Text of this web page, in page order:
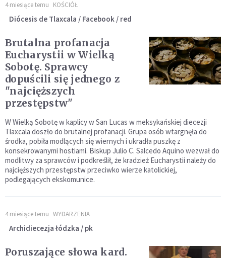
4 miesiące temu KOŚCIÓŁ
Diócesis de Tlaxcala / Facebook / red
Brutalna profanacja
Eucharystii w Wielką
Sobotę. Sprawcy
dopuścili się jednego z
"najcięższych
przestępstw"
W Wielką Sobotę w kaplicy w San Lucas w meksykańskiej diecezji
Tlaxcala doszło do brutalnej profanacji. Grupa osób wtargnęła do
środka, pobiła modlących się wiernych i ukradła puszkę z
konsekrowanymi hostiami. Biskup Julio C. Salcedo Aquino wezwał do
modlitwy za sprawców i podkreślił, że kradzież Eucharystii należy do
najcięższych przestępstw przeciwko wierze katolickiej,
podlegających ekskomunice.
4 miesiące temu WYDARZENIA
Archidiecezja łódzka / pk
Poruszające słowa kard.